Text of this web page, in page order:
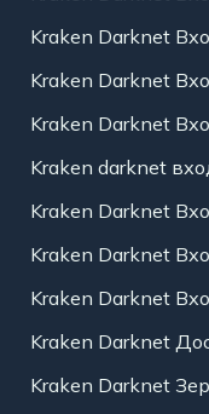
Kraken Darknet
Kraken Darknet
Kraken Darknet
Kraken darknet
Kraken Darknet
Kraken Darknet
Kraken Darknet
Kraken Darknet
Kraken Darknet